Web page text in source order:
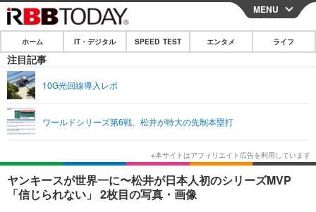
CLOSE
ホーム
IT・デジタル
ショッピング その他
SPEED TEST
エンタメ
エンタメTOP 映画・ドラマ
韓流・K-POP
ライフ
ライフTOP
リリース一覧
MENU
ホーム IT・デジタル SPEED TEST エンタメ ライフ
注目記事
10G光回線導入レポ
ワールドシリーズ第6戦、松井が特大の先制本塁打
ヤンキースが世界一に〜松井が日本人初のシリーズMVP
「信じられない」 2枚目の写真・画像